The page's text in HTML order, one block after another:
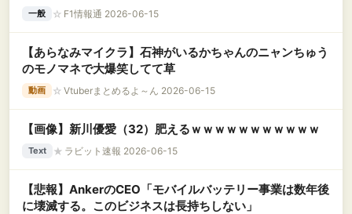
一般 ☆ F1情報通 2026-06-15
【あらなみマイクラ】石神がいるかちゃんのニャンちゅう
のモノマネで大爆笑してて草
動画 ☆ Vtuberまとめるよ～ん 2026-06-15
【画像】新川優愛（32）肥えるｗｗｗｗｗｗｗｗｗｗｗ
Text ★ ラビット速報 2026-06-15
【悲報】AnkerのCEO「モバイルバッテリー事業は数年後
に壊滅する。このビジネスは長持ちしない」